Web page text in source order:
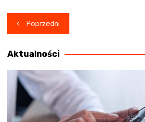
Nawigacja
wpisu
Poprzedni
Aktualności